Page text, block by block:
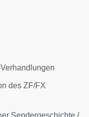
des ZF/FX
Sendergeschichte /